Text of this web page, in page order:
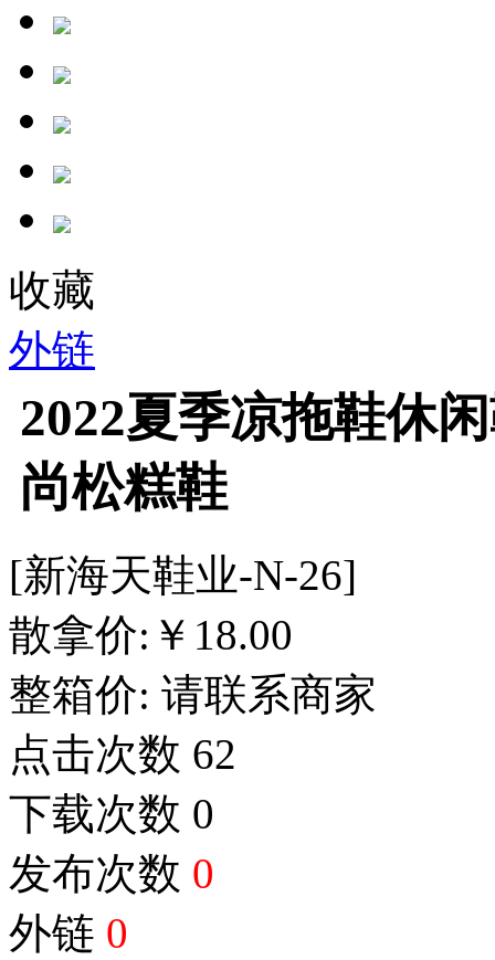
收藏
外链
2022夏季凉拖鞋休
尚松糕鞋
[新海天鞋业-N-26]
散拿价: ￥ 18.00
整箱价: 请联系商家
点击次数 62
下载次数 0
发布次数 0
外链 0